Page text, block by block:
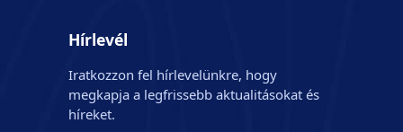
Hírlevél
Iratkozzon fel hírlevelünkre, hogy
megkapja a legfrissebb aktualitásokat és
híreket.